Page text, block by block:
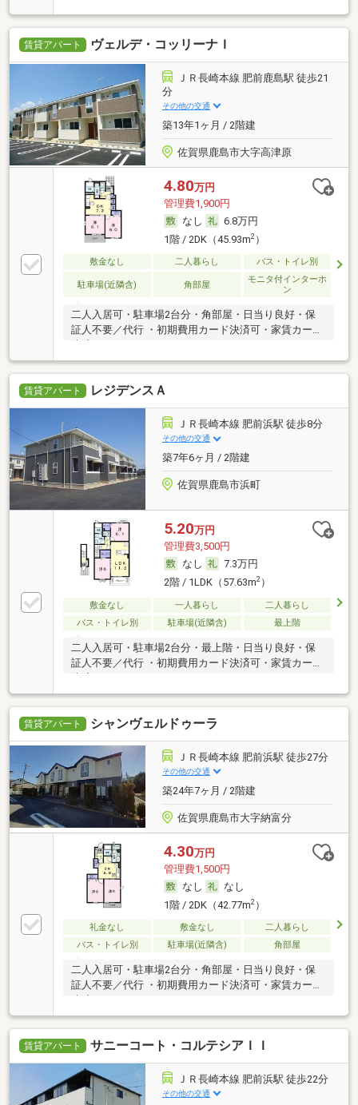
賃貸アパート ヴェルデ・コッリーナＩ
ＪＲ長崎本線 肥前鹿島駅 徒歩21
分
その他の交通
築13年1ヶ月 / 2階建
佐賀県鹿島市大字高津原
4.80万円
管理費1,900円
なし
6.8万円
1階 / 2DK（45.93m2）
敷金なし 二人暮らし バス・トイレ別
駐車場(近隣含) 角部屋
モニタ付インターホ
ン
二人入居可・駐車場2台分・角部屋・日当り良好・保
証人不要／代行 ・初期費用カード決済可・家賃カード
賃貸アパート レジデンスＡ
ＪＲ長崎本線 肥前浜駅 徒歩8分
その他の交通
築7年6ヶ月 / 2階建
佐賀県鹿島市浜町
5.20万円
管理費3,500円
なし
7.3万円
2階 / 1LDK（57.63m2）
敷金なし 一人暮らし
二人暮らし
バス・トイレ別
駐車場(近隣含) 最上階
二人入居可・駐車場2台分・最上階・日当り良好・保
証人不要／代行 ・初期費用カード決済可・家賃カード
決済可
賃貸アパート シャンヴェルドゥーラ
ＪＲ長崎本線 肥前浜駅 徒歩27分
その他の交通
築24年7ヶ月 / 2階建
佐賀県鹿島市大字納富分
4.30万円
管理費1,500円
なし
なし
1階 / 2DK（42.77m2）
礼金なし 敷金なし
二人暮らし
バス・トイレ別
駐車場(近隣含) 角部屋
二人入居可・駐車場2台分・角部屋・日当り良好・保
証人不要／代行 ・初期費用カード決済可・家賃カード
賃貸アパート サニーコート・コルテシアＩＩ
ＪＲ長崎本線 肥前浜駅 徒歩22分
その他の交通